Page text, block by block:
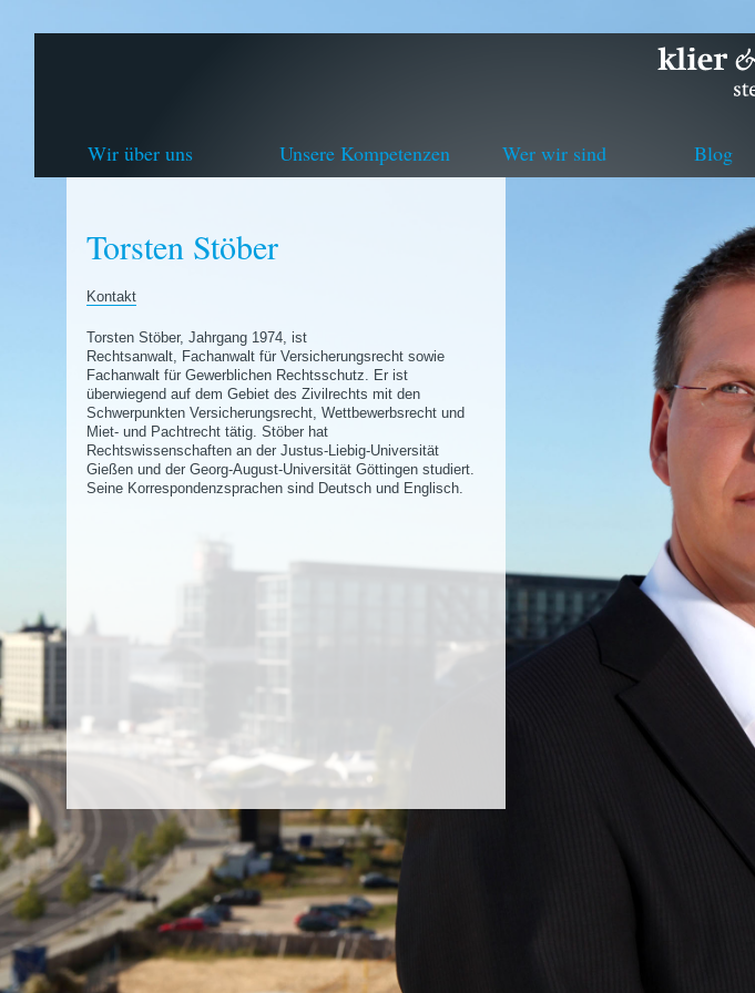
Wir über uns Unsere Kompetenzen Wer wir sind Blog
Torsten Stöber
Kontakt
Torsten Stöber, Jahrgang 1974, ist
Rechtsanwalt, Fachanwalt für Versicherungsrecht sowie
Fachanwalt für Gewerblichen Rechtsschutz. Er ist
überwiegend auf dem Gebiet des Zivilrechts mit den
Schwerpunkten Versicherungsrecht, Wettbewerbsrecht und
Miet- und Pachtrecht tätig. Stöber hat
Rechtswissenschaften an der Justus-Liebig-Universität
Gießen und der Georg-August-Universität Göttingen studiert.
Seine Korrespondenzsprachen sind Deutsch und Englisch.